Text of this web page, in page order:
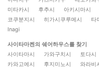
미타카시
후추시 아키시마시
코쿠분지시
히가시쿠루메시 타
Inagi
사이타마켄의 쉐어하우스를 찾기
사이타마시
가와구치시 토다시
카와고에시
후지미노시 와라비